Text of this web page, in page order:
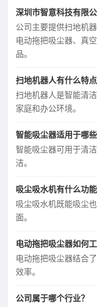
深圳市智意科技有限
公司主要提供扫地机
电动拖把吸尘器、真
品。
扫地机器人有什么特点
扫地机器人是智能清
家庭和办公环境。
智能吸尘器适用于哪些
智能吸尘器可用于清
洁。
吸尘吸水机有什么功能
吸尘吸水机既能吸尘
面。
电动拖把吸尘器如何工
电动拖把吸尘器结合
效率。
公司属于哪个行业？